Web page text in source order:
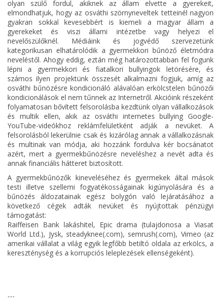
olyan szülő fordul, akiknek az állam elvette a gyerekeit,
elmondhatjuk, hogy az osváthi szörnyneveltek tetteinél nagyon
gyakran sokkal kevesebbért is kiemeli a magyar állam a
gyerekeket és viszi állami intézetbe vagy helyezi el
nevelőszülőknél. Médiáink és jogvédő szervezetünk
kategorikusan elhatárolódik a gyermekkori bűnöző életmódra
neveléstől. Ahogy eddig, eztán még határozottabban fel fogunk
lépni a gyermekkori és fiatalkori bullyingok letörésére, és
számos ilyen projektünk összesét alkalmazni fogjuk, amíg az
osváthi bűnözésre kondicionáló alávalóan erkölcstelen bűnözői
kondicionálások el nem tűnnek az Internetről. Akcióink részeként
folyamatosan bővített felsorolásba kezdtünk olyan vállalkozások
és multik ellen, akik az osváthi internetes bullying Google-
YouTube-videókhoz reklámfelületként adják a nevüket. A
felsorolásból lekerülnie csak és kizárólag annak a vállalkozásnak
és multinak van módja, aki hozzánk fordulva kér bocsánatot
azért, mert a gyermekbűnözésre neveléshez a nevét adta és
annak financiális hátteret biztosított.
A gyermekbűnözők kineveléséhez és gyermekek által mások
testi illetve szellemi fogyatékosságainak kigúnyolására és a
bűnözés áldozatainak egész bolygón való lejáratásához a
következő cégek adták nevüket és nyújtottak pénzügyi
támogatást:
Raiffeisen Bank lakáshitel, Epic drama (tulajdonosa a Viasat
World Ltd.), Jysk, steadyknee(.com), semrush(.com), Vimeo (az
amerikai vállalat a világ egyik legfőbb betiltó oldala az erkölcs, a
kereszténység és a korrupciós leleplezések ellenségeként).
---